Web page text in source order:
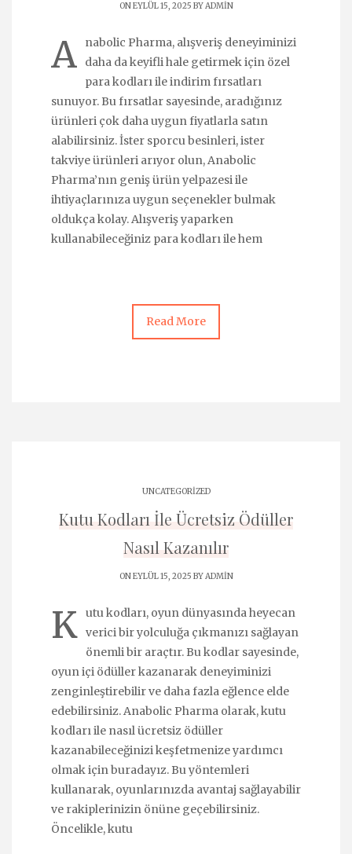
ON EYLÜL 15, 2025 BYADMIN
A
nabolic Pharma, alışveriş deneyiminizi
daha da keyifli hale getirmek için özel
para kodları ile indirim fırsatları
sunuyor. Bu fırsatlar sayesinde, aradığınız
ürünleri çok daha uygun fiyatlarla satın
alabilirsiniz. İster sporcu besinleri, ister
takviye ürünleri arıyor olun, Anabolic
Pharma’nın geniş ürün yelpazesi ile
ihtiyaçlarınıza uygun seçenekler bulmak
oldukça kolay. Alışveriş yaparken
kullanabileceğiniz para kodları ile hem
Read More
UNCATEGORIZED
Kutu Kodları İle Ücretsiz Ödüller
Nasıl Kazanılır
ON EYLÜL 15, 2025 BYADMIN
K utu kodları, oyun dünyasında heyecan
verici bir yolculuğa çıkmanızı sağlayan
önemli bir araçtır. Bu kodlar sayesinde,
oyun içi ödüller kazanarak deneyiminizi
zenginleştirebilir ve daha fazla eğlence elde
edebilirsiniz. Anabolic Pharma olarak, kutu
kodları ile nasıl ücretsiz ödüller
kazanabileceğinizi keşfetmenize yardımcı
olmak için buradayız. Bu yöntemleri
kullanarak, oyunlarınızda avantaj sağlayabilir
ve rakiplerinizin önüne geçebilirsiniz.
Öncelikle, kutu